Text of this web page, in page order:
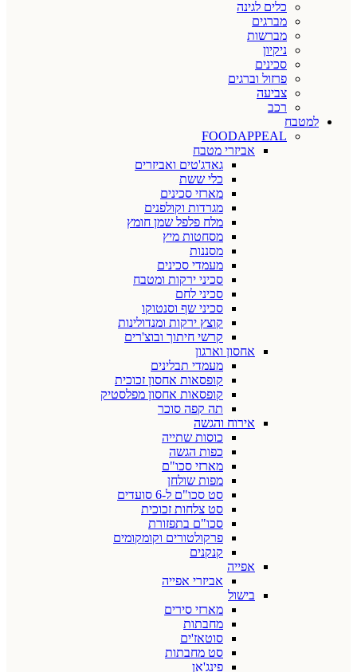
כלים לגינה
מברגים
מברשות
ניקיון
סכינים
פרזול וברגים
צביעה
רכב
למטבח
FOODAPPEAL
אביזרי מטבח
גאדג'טים ואביזרים
כלי ששת
מארזי סכינים
מגרדות וקולפנים
מלח פלפל שמן חומץ
מסחטות מיץ
מסננות
מעמדי סכינים
סכיני ירקות ומטבח
סכיני לחם
סכיני שף וסנטוקו
קוצץ ירקות ומנדולינות
קרשי חיתוך ובוצ'רים
אחסון וארגון
מעמדי תבלינים
קופסאות אחסון זכוכית
קופסאות אחסון מפלסטיק
תה קפה סוכר
אירוח והגשה
כוסות שתייה
כפות הגשה
מארזי סכו"ם
מפות שולחן
סט סכו"ם ל-6 סועדים
סט צלחות זכוכית
סכו"ם בתפזורת
פרקולטורים וקומקומים
קנקנים
אפייה
אביזרי אפייה
בישול
מארזי סירים
מחבתות
סוטאז'ים
סט מחבתות
פינג'אן